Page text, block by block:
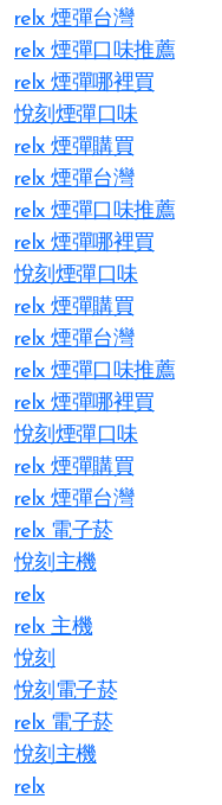
relx 煙彈台灣
relx 煙彈口味推薦
relx 煙彈哪裡買
悅刻煙彈口味
relx 煙彈購買
relx 煙彈台灣
relx 煙彈口味推薦
relx 煙彈哪裡買
悅刻煙彈口味
relx 煙彈購買
relx 煙彈台灣
relx 煙彈口味推薦
relx 煙彈哪裡買
悅刻煙彈口味
relx 煙彈購買
relx 煙彈台灣
relx 電子菸
悅刻主機
relx
relx 主機
悅刻
悅刻電子菸
relx 電子菸
悅刻主機
relx